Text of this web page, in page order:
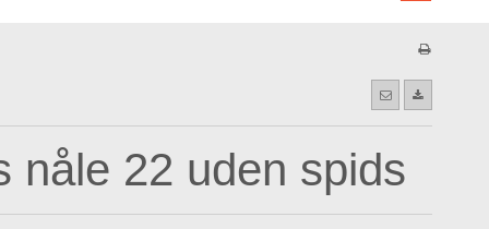
nåle 22 uden spids